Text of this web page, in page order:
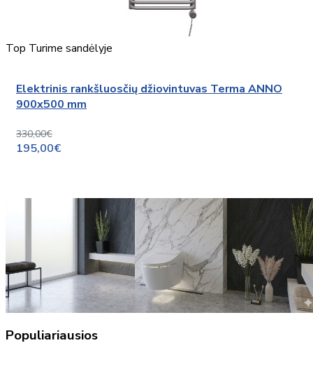
Top Turime sandėlyje
Elektrinis rankšluosčių džiovintuvas Terma ANNO
900x500 mm
330,00€
195,00€
Populiariausios